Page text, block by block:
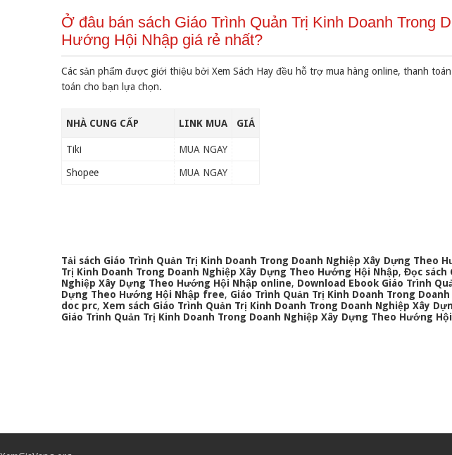
Ở đâu bán sách Giáo Trình Quản Trị Kinh Doanh Trong
Hướng Hội Nhập giá rẻ nhất?
Các sản phẩm được giới thiệu bởi Xem Sách Hay đều hỗ trợ mua hàng online, thanh
toán cho bạn lựa chọn.
NHÀ CUNG CẤP LINK MUA GIÁ
Tiki MUA NGAY
Shopee MUA NGAY
Tải sách Giáo Trình Quản Trị Kinh Doanh Trong Doanh Nghiệp Xây Dựng Theo
Trị Kinh Doanh Trong Doanh Nghiệp Xây Dựng Theo Hướng Hội Nhập, Đọc sách
Nghiệp Xây Dựng Theo Hướng Hội Nhập online, Download Ebook Giáo Trình
Dựng Theo Hướng Hội Nhập free, Giáo Trình Quản Trị Kinh Doanh Trong
doc prc, Xem sách Giáo Trình Quản Trị Kinh Doanh Trong Doanh Nghiệp Xây
Giáo Trình Quản Trị Kinh Doanh Trong Doanh Nghiệp Xây Dựng Theo Hướng